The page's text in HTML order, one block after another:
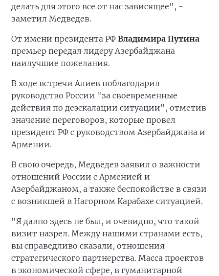
делать для этого все от нас зависящее", -
заметил Медведев.
От имени президента РФ Владимира Путина
премьер передал лидеру Азербайджана
наилучшие пожелания.
В ходе встречи Алиев поблагодарил
руководство России "за своевременные
действия по деэскалации ситуации", отметив
значение переговоров, которые провел
президент РФ с руководством Азербайджана и
Армении.
В свою очередь, Медведев заявил о важности
отношений России с Арменией и
Азербайджаном, а также беспокойстве в связи
с возникшей в Нагорном Карабахе ситуацией.
"Я давно здесь не был, и очевидно, что такой
визит назрел. Между нашими странами есть,
вы справедливо сказали, отношения
стратегического партнерства. Масса проектов
в экономической сфере, в гуманитарной